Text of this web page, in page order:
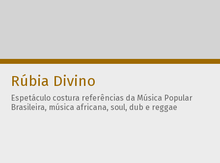
Rúbia Divino
Espetáculo costura referências da Música Popular
Brasileira, música africana, soul, dub e reggae